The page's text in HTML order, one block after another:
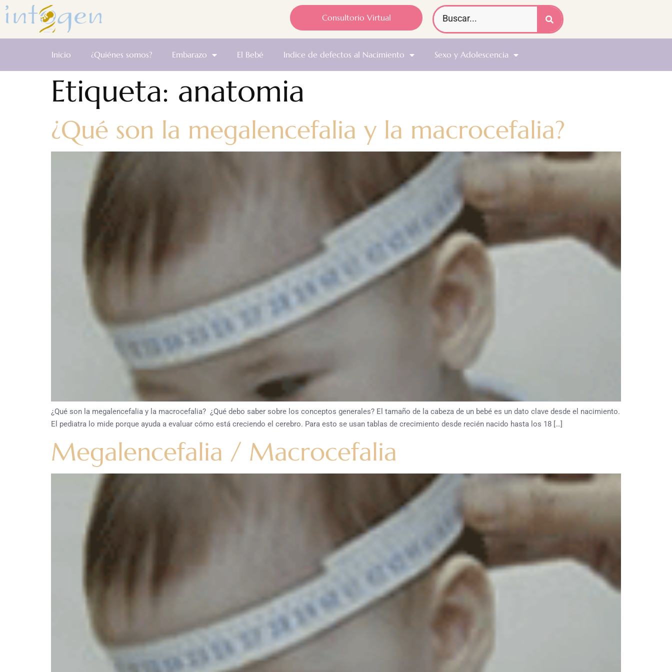
Consultorio Virtual
Inicio ¿Quiénes somos? Embarazo El Bebé Indice de defectos al Nacimiento Sexo y Adolescencia
Etiqueta: anatomia
¿Qué son la megalencefalia y la macrocefalia?
¿Qué son la megalencefalia y la macrocefalia? ¿Qué debo saber sobre los conceptos generales? El tamaño de la cabeza de un bebé es un dato clave desde el nacimiento.
El pediatra lo mide porque ayuda a evaluar cómo está creciendo el cerebro. Para esto se usan tablas de crecimiento desde recién nacido hasta los 18 […]
Megalencefalia / Macrocefalia